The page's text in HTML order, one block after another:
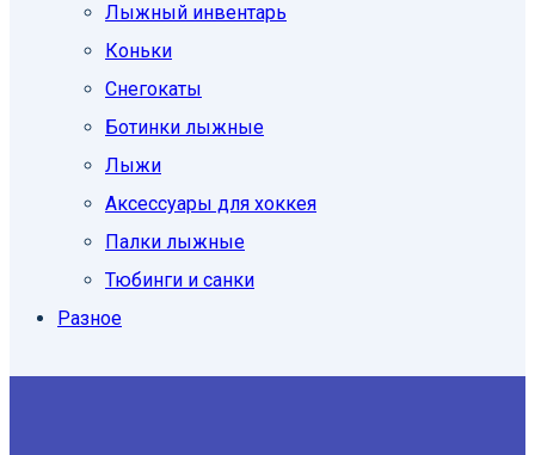
Лыжный инвентарь
Коньки
Снегокаты
Ботинки лыжные
Лыжи
Аксессуары для хоккея
Палки лыжные
Тюбинги и санки
Разное